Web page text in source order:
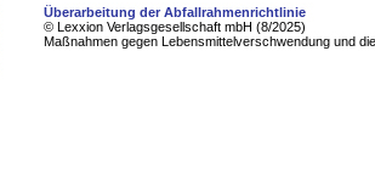
Überarbeitung der Abfallrahmenrichtlinie
© Lexxion Verlagsgesellschaft mbH (8/2025)
Maßnahmen gegen Lebensmittelverschwendung und